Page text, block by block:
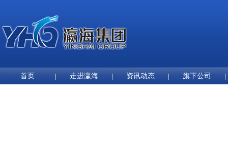
首页 走进瀛海 资讯动态 旗下公司